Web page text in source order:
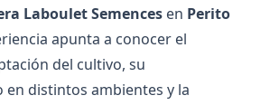
Laboulet Semences en Perito
apunta a conocer el
del cultivo, su
distintos ambientes y la